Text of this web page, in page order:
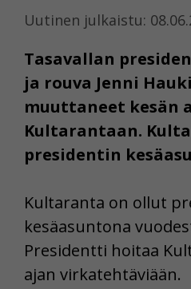
Uutinen julkaistu:
Tasavallan
ja rouva Jenni
muuttaneet kesän
Kultarantaan.
presidentin
Kultaranta on ollut
kesäasuntona
Presidentti hoitaa
ajan virkatehtäviään.